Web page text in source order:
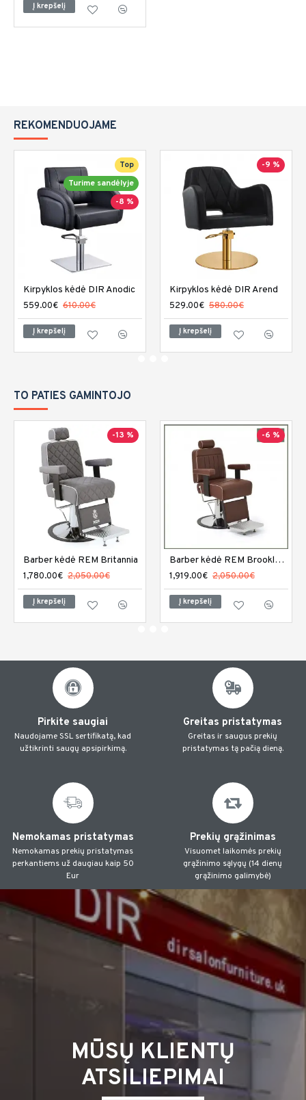
Į krepšelį
REKOMENDUOJAME
Top
Turime sandėlyje
-8 %
Kirpyklos kėdė DIR Anodic
559.00€ 610.00€
Į krepšelį
-9 %
Kirpyklos kėdė DIR Arend
529.00€ 580.00€
Į krepšelį
TO PATIES GAMINTOJO
-13 %
Barber kėdė REM Britannia
1,780.00€ 2,050.00€
Į krepšelį
-6 %
Barber kėdė REM Brookland
1,919.00€ 2,050.00€
Į krepšelį
Pirkite saugiai
Naudojame SSL sertifikatą, kad
užtikrinti saugų apsipirkimą.
Greitas pristatymas
Greitas ir saugus prekių
pristatymas tą pačią dieną.
Nemokamas pristatymas
Nemokamas prekių pristatymas
perkantiems už daugiau kaip 50
Eur
Prekių grąžinimas
Visuomet laikomės prekių
grąžinimo sąlygų (14 dienų
grąžinimo galimybė)
MŪSŲ KLIENTŲ
ATSILIEPIMAI